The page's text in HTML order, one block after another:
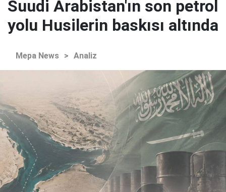
Suudi Arabistan'ın son petrol
yolu Husilerin baskısı altında
Mepa News > Analiz